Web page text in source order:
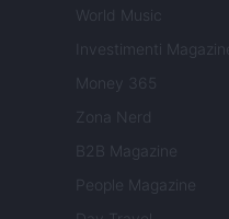
World Music
Investimenti Magazine
Money 365
Zona Nerd
B2B Magazine
People Magazine